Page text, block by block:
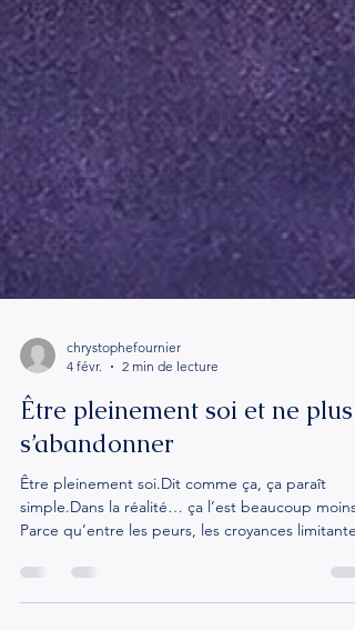
chrystophefournier
Être pleinement soi et ne plus
s’abandonner
Être pleinement soi.Dit comme ça, ça paraît
simple.Dans la réalité… ça l’est beaucoup moins.